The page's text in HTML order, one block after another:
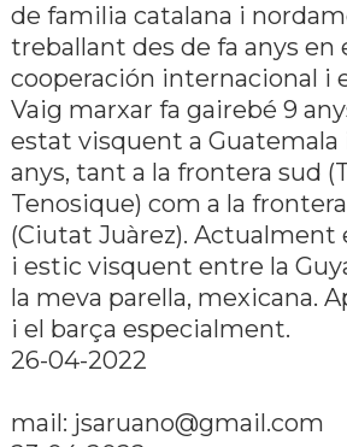
de familia catalana i
treballant des de fa anys en
cooperación internacional i
Vaig marxar fa gairebé 9
estat visquent a
anys, tant a la frontera sud
Tenosique) com a la
(Ciutat Juàrez).
i estic visquent entre la
la meva parella, mexicana.
i el barça especialment.
26-04-2022
mail: jsaruano@gmail.com